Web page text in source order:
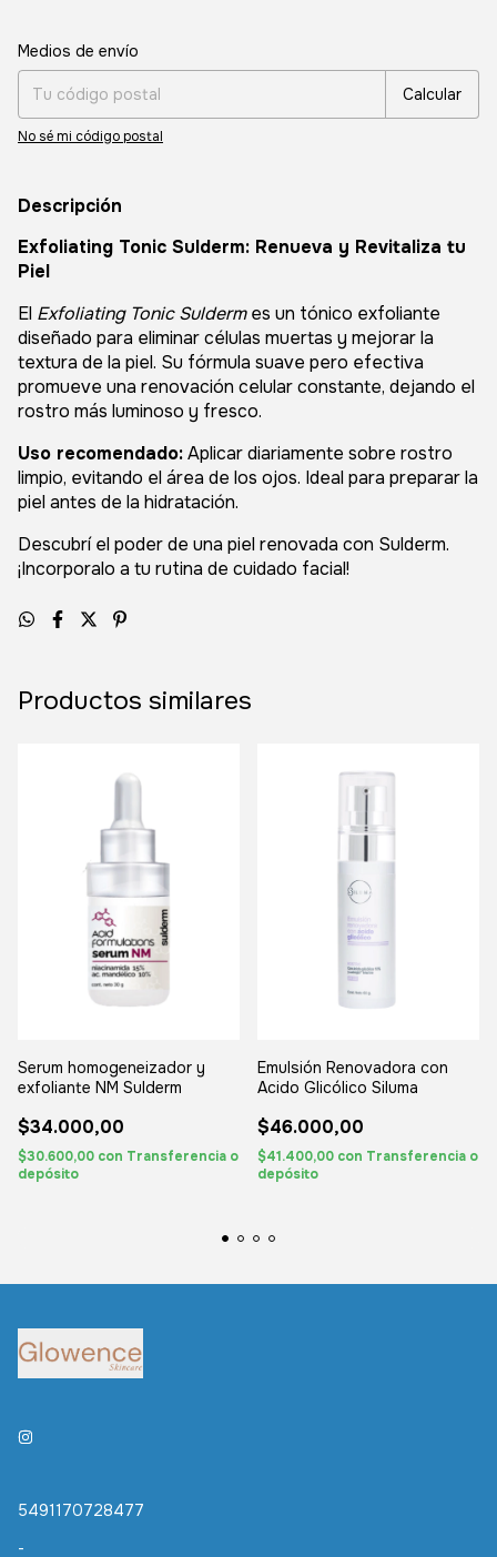
Entregas para el CP:
Medios de envío
Calcular
No sé mi código postal
Descripción
Exfoliating Tonic Sulderm: Renueva y Revitaliza tu
Piel
El Exfoliating Tonic Suldermes un tónico exfoliante
diseñado para eliminar células muertas y mejorar la
textura de la piel. Su fórmula suave pero efectiva
promueve una renovación celular constante, dejando el
rostro más luminoso y fresco.
Uso recomendado:Aplicar diariamente sobre rostro
limpio, evitando el área de los ojos. Ideal para preparar la
piel antes de la hidratación.
Descubrí el poder de una piel renovada con Sulderm.
¡Incorporalo a tu rutina de cuidado facial!
Productos similares
Serum homogeneizador y
exfoliante NM Sulderm
$34.000,00
$30.600,00 con Transferencia o
depósito
Emulsión Renovadora con
Acido Glicólico Siluma
$46.000,00
$41.400,00 con Transferencia o
depósito
5491170728477
-